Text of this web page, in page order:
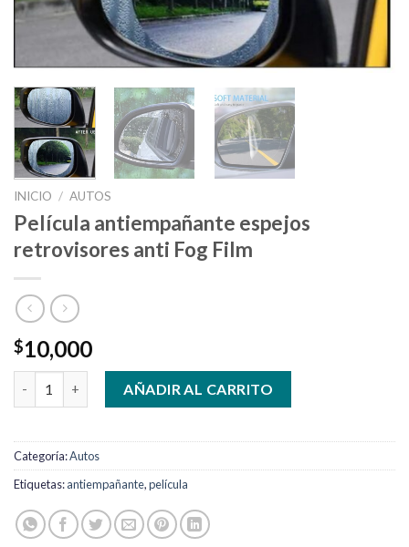
INICIO / AUTOS
Película antiempañante espejos
retrovisores anti Fog Film
$10,000
Película antiempañante espejos retrovisores anti Fog Film
AÑADIR AL CARRITO
Categoría:Autos
Etiquetas:antiempañante,película